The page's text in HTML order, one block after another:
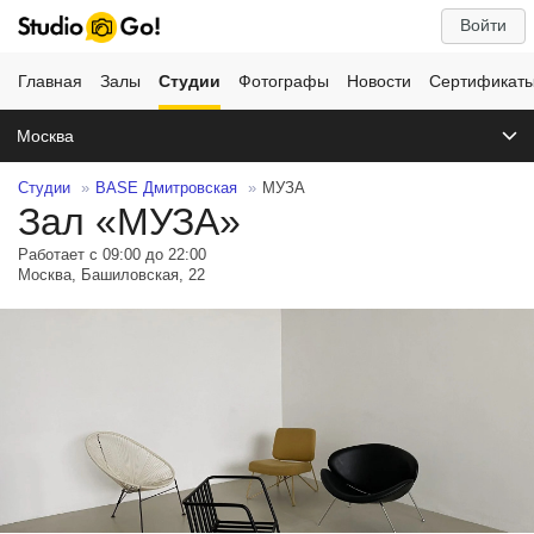
Войти
Главная Залы Студии Фотографы Новости
Москва
Студии BASE Дмитровская МУЗА
Зал «МУЗА»
Работает с 09:00 до 22:00
Москва, Башиловская, 22